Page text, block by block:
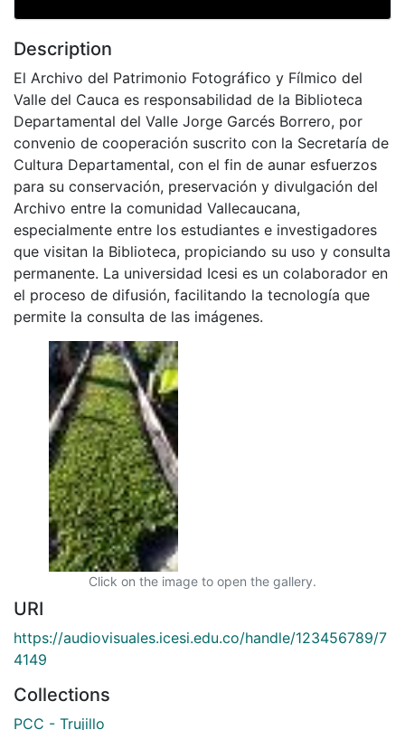
Description
El Archivo del Patrimonio Fotográfico y Fílmico del
Valle del Cauca es responsabilidad de la Biblioteca
Departamental del Valle Jorge Garcés Borrero, por
convenio de cooperación suscrito con la Secretaría de
Cultura Departamental, con el fin de aunar esfuerzos
para su conservación, preservación y divulgación del
Archivo entre la comunidad Vallecaucana,
especialmente entre los estudiantes e investigadores
que visitan la Biblioteca, propiciando su uso y consulta
permanente. La universidad Icesi es un colaborador en
el proceso de difusión, facilitando la tecnología que
permite la consulta de las imágenes.
Click on the image to open the gallery.
URI
https://audiovisuales.icesi.edu.co/handle/123456789/7
4149
Collections
PCC - Trujillo